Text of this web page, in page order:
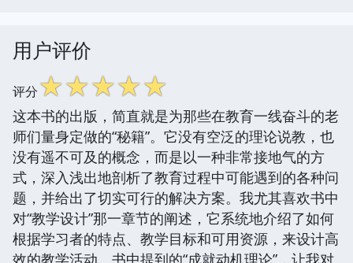
用户评价
评分☆☆☆☆☆
这本书的出版，简直就是为那些在教育一线奋斗的老
师们量身定做的“秘籍”。它没有空泛的理论说教，也
没有遥不可及的概念，而是以一种非常接地气的方
式，深入浅出地剖析了教育过程中可能遇到的各种问
题，并给出了切实可行的解决方案。我尤其喜欢书中
对“教学设计”那一章节的阐述，它系统地介绍了如何
根据学习者的特点、教学目标和可用资源，来设计高
效的教学活动。书中提到的“成就动机理论”，让我对